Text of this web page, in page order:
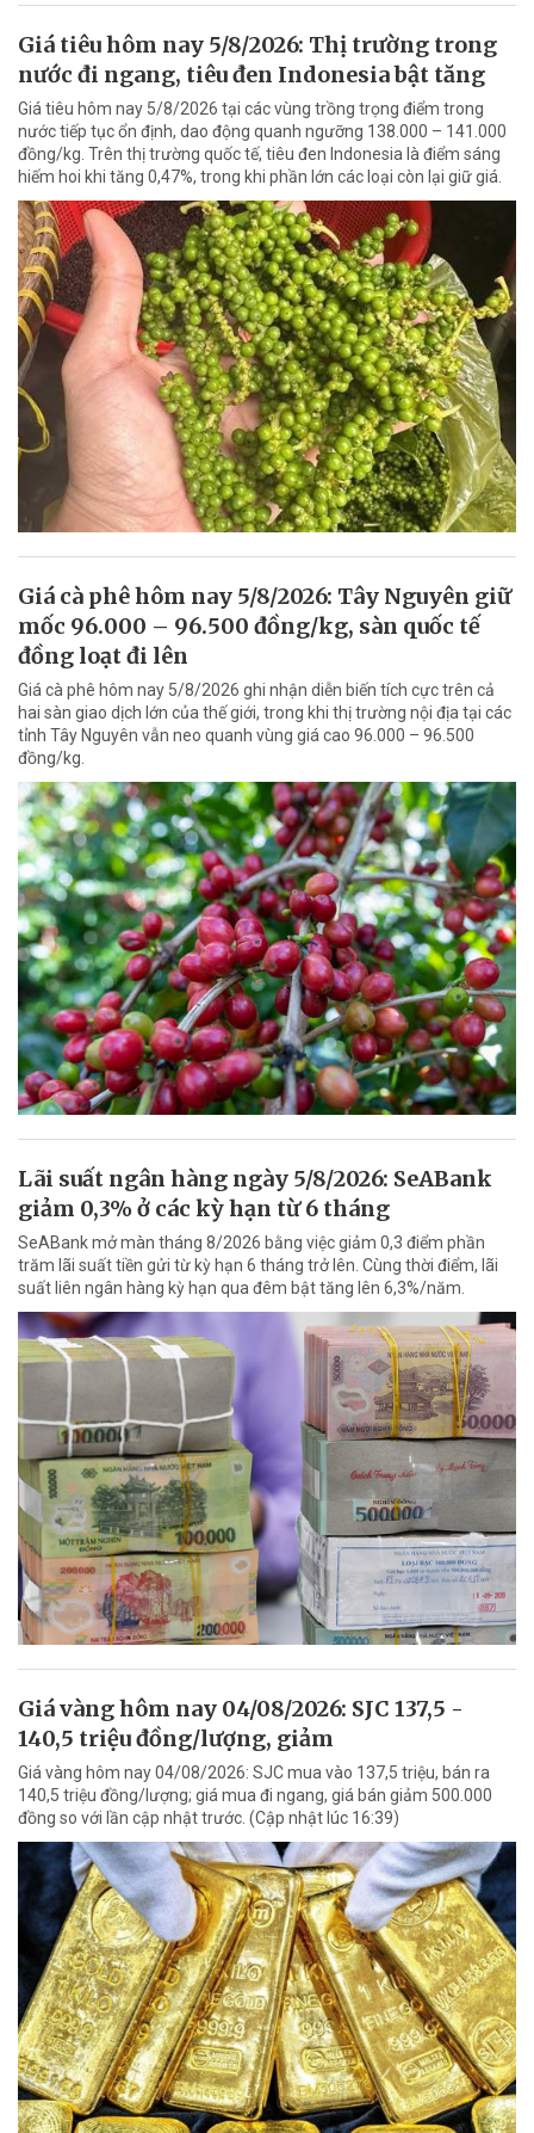
Giá tiêu hôm nay 5/8/2026: Thị trường trong
nước đi ngang, tiêu đen Indonesia bật tăng
Giá tiêu hôm nay 5/8/2026 tại các vùng trồng trọng điểm trong
nước tiếp tục ổn định, dao động quanh ngưỡng 138.000 – 141.000
đồng/kg. Trên thị trường quốc tế, tiêu đen Indonesia là điểm sáng
hiếm hoi khi tăng 0,47%, trong khi phần lớn các loại còn lại giữ giá.
Giá cà phê hôm nay 5/8/2026: Tây Nguyên giữ
mốc 96.000 – 96.500 đồng/kg, sàn quốc tế
đồng loạt đi lên
Giá cà phê hôm nay 5/8/2026 ghi nhận diễn biến tích cực trên cả
hai sàn giao dịch lớn của thế giới, trong khi thị trường nội địa tại các
tỉnh Tây Nguyên vẫn neo quanh vùng giá cao 96.000 – 96.500
đồng/kg.
Lãi suất ngân hàng ngày 5/8/2026: SeABank
giảm 0,3% ở các kỳ hạn từ 6 tháng
SeABank mở màn tháng 8/2026 bằng việc giảm 0,3 điểm phần
trăm lãi suất tiền gửi từ kỳ hạn 6 tháng trở lên. Cùng thời điểm, lãi
suất liên ngân hàng kỳ hạn qua đêm bật tăng lên 6,3%/năm.
Giá vàng hôm nay 04/08/2026: SJC 137,5 -
140,5 triệu đồng/lượng, giảm
Giá vàng hôm nay 04/08/2026: SJC mua vào 137,5 triệu, bán ra
140,5 triệu đồng/lượng; giá mua đi ngang, giá bán giảm 500.000
đồng so với lần cập nhật trước. (Cập nhật lúc 16:39)